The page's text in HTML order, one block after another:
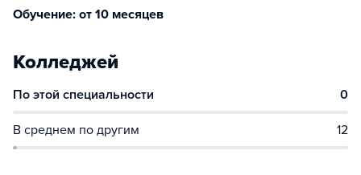
Обучение: от 10 месяцев
Колледжей
По этой специальности 0
В среднем по другим 12